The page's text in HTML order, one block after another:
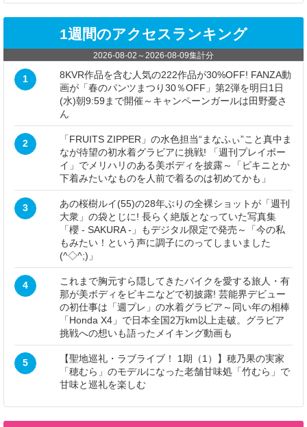
1週間のアクセスランキング
2026-08-02 ～ 2026-08-09集計分
1
8KVR作品を含む人気の222作品が30%OFF! FANZA動
画が「春のパンツまつり30％OFF」第2弾を明日1日
(水)朝9:59まで開催～キャンペーンガールは田野憂さ
ん
2
「FRUITS ZIPPER」の水色担当“まなふぃ”こと真中ま
なが待望の初水着グラビアに挑戦! 「週刊プレイボー
イ」でメリハリのある美ボディを披露～「ビキニとか
下着みたいなものを人前で着るのは初めてかも」
3
あの桜樹ルイ(55)の28年ぶりの全裸ショットが「週刊
大衆」の袋とじに! 長らく絶版となっていた写真集
「櫻 - SAKURA -」もデジタル限定で発売～「今の私
もみたい！という声に調子にのってしまいました
(^◇^;)」
4
これまで胸元すら隠してきたバイクを愛する旅人・有
那が美ボディをビキニなどで初披露! 芸能界デビュー
の初仕事は「週プレ」の水着グラビア～同い年の相棒
「Honda X4」で日本全国2万km以上走破。グラビア
挑戦への想いも語ったメイキング動画も
5
【聖地巡礼・ラブライブ！ 1期（1）】穂乃果の実家
「穂むら」のモデルになった老舗甘味処「竹むら」で
甘味と巡礼を楽しむ